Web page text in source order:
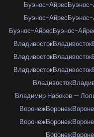
Буэнос-Айрес
Буэнос-Айрес
Буэнос-АйресБуэнос-
ВладивостокВладивосток
ВладивостокВладивосток
ВладивостокВладивосток
Владивосток
Владимир Набоков —
ВоронежВоронеж
ВоронежВоронеж
Воронеж